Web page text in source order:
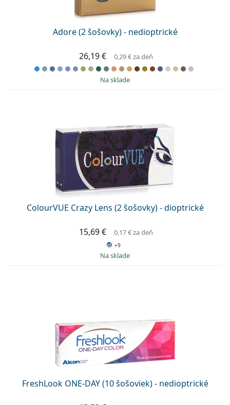
Adore (2 šošovky) - nedioptrické
26,19 € 0,29 €za deň
na sklade
ColourVUE Crazy Lens (2 šošovky) - dioptrické
15,69 € 0,17 €za deň
+9
na sklade
FreshLook ONE-DAY (10 šošoviek) - nedioptrické